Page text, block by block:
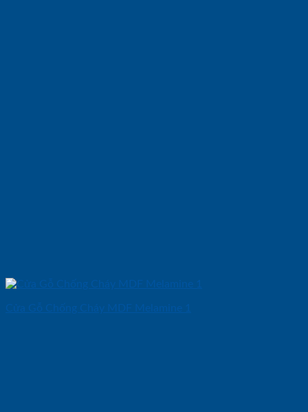
Cửa Gỗ Chống Cháy MDF Melamine 1